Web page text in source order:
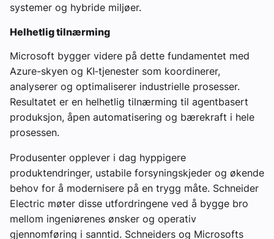
systemer og hybride miljøer.
Helhetlig tilnærming
Microsoft bygger videre på dette fundamentet med
Azure-skyen og KI‑tjenester som koordinerer,
analyserer og optimaliserer industrielle prosesser.
Resultatet er en helhetlig tilnærming til agentbasert
produksjon, åpen automatisering og bærekraft i hele
prosessen.
Produsenter opplever i dag hyppigere
produktendringer, ustabile forsyningskjeder og økende
behov for å modernisere på en trygg måte. Schneider
Electric møter disse utfordringene ved å bygge bro
mellom ingeniørenes ønsker og operativ
gjennomføring i sanntid. Schneiders og Microsofts